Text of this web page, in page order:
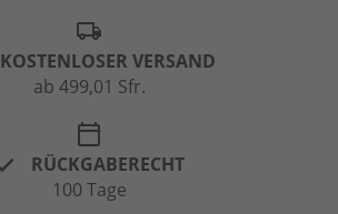
local_shipping
KOSTENLOSER VERSAND
ab 499,01 Sfr.
calendar_today
RÜCKGABERECHT
100 Tage